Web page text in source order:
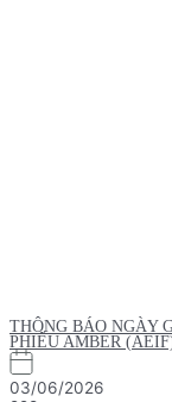
THÔNG BÁO NGÀY
PHIẾU AMBER
03/06/2026